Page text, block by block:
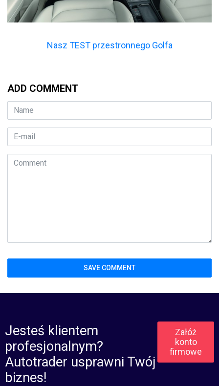
Nasz TEST przestronnego Golfa
ADD COMMENT
Jesteś klientem
profesjonalnym?
Autotrader usprawni Twój
biznes!
Załóż
konto
firmowe